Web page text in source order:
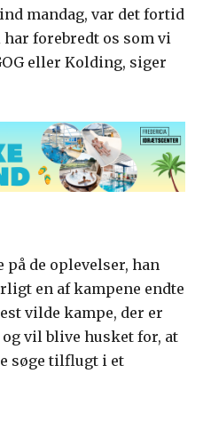
mandag, var det fortid
forebredt os som vi
eller Kolding, siger
de oplevelser, han
en af kampene endte
vilde kampe, der er
vil blive husket for, at
søge tilflugt i et